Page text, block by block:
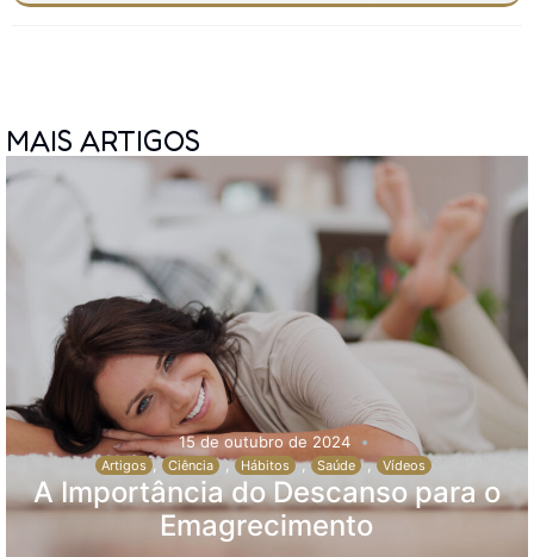
MAIS ARTIGOS
15 de outubro de 2024
Artigos , Ciência , Hábitos , Saúde , Vídeos
A Importância do Descanso para o
Emagrecimento